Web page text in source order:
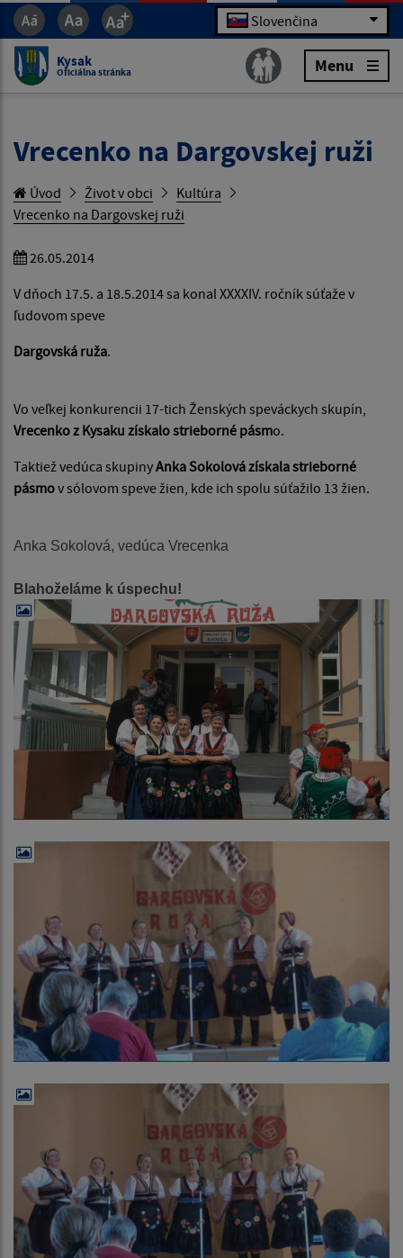
Slovenčina
Kysak
Oficiálna stránka Menu
Vrecenko na Dargovskej ruži
Úvod Život v obci
Kultúra
Vrecenko na Dargovskej ruži
26.05.2014
V dňoch 17.5. a 18.5.2014 sa konal XXXXIV. ročník súťaže v
ľudovom speve
Dargovská ruža.
Vo veľkej konkurencii 17-tich Ženských speváckych skupín,
Vrecenko z Kysaku získalo strieborné pásmo.
Taktiež vedúca skupinyAnka Sokolová získala strieborné
pásmov sólovom speve žien, kde ich spolu súťažilo 13 žien.
Anka Sokolová, vedúca Vrecenka
Blahoželáme k úspechu!